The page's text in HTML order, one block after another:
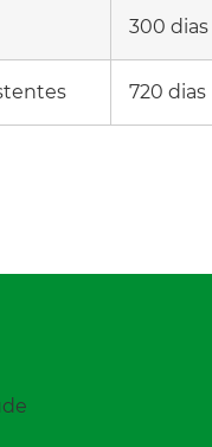
300 dias
720 dias